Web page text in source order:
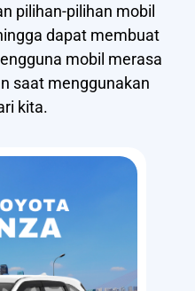
pilihan-pilihan mobil
dapat membuat
mobil merasa
saat menggunakan
kita.